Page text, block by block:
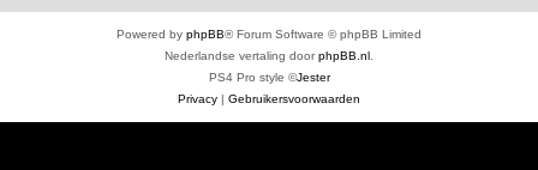
Powered by phpBB® Forum Software © phpBB Limited
Nederlandse vertaling doorphpBB.nl
PS4 Pro style ©Jester
Privacy | Gebruikersvoorwaarden